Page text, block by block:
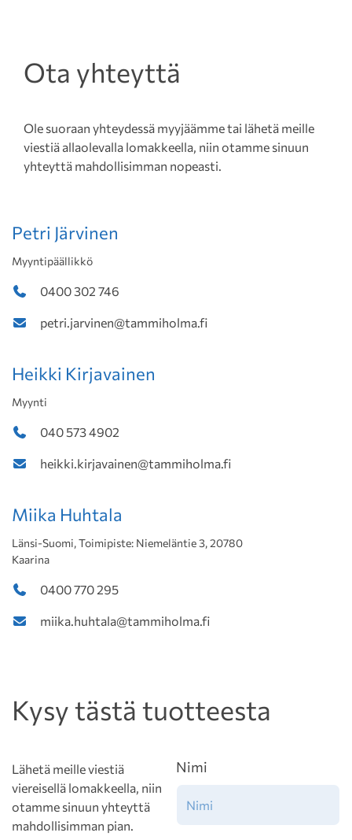
Ota yhteyttä
Ole suoraan yhteydessä myyjäämme tai lähetä meille
viestiä allaolevalla lomakkeella, niin otamme sinuun
yhteyttä mahdollisimman nopeasti.
Petri Järvinen
Myyntipäällikkö
0400 302 746
petri.jarvinen@tammiholma.fi
Heikki Kirjavainen
Myynti
040 573 4902
heikki.kirjavainen@tammiholma.fi
Miika Huhtala
Länsi-Suomi, Toimipiste: Niemeläntie 3, 20780
Kaarina
0400 770 295
miika.huhtala@tammiholma.fi
Kysy tästä tuotteesta
Lähetä meille viestiä
viereisellä lomakkeella, niin
otamme sinuun yhteyttä
mahdollisimman pian.
Nimi